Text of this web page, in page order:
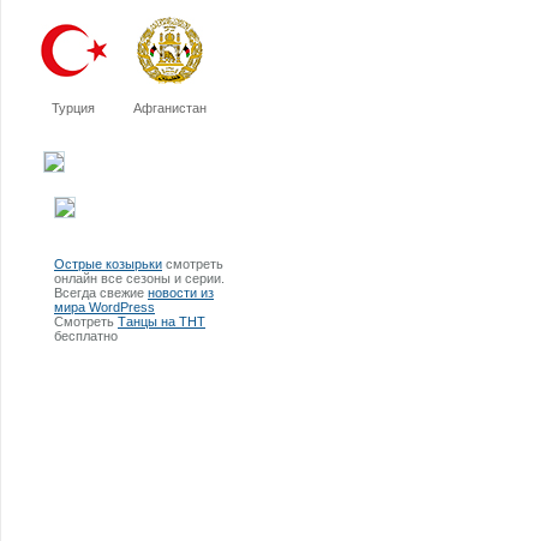
Турция Афганистан
Острые козырьки смотреть
онлайн все сезоны и серии.
Всегда свежие новости из
мира WordPress
Смотреть Танцы на ТНТ
бесплатно